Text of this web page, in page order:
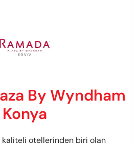
By Wyndham
Konya
kaliteli otellerinden biri olan